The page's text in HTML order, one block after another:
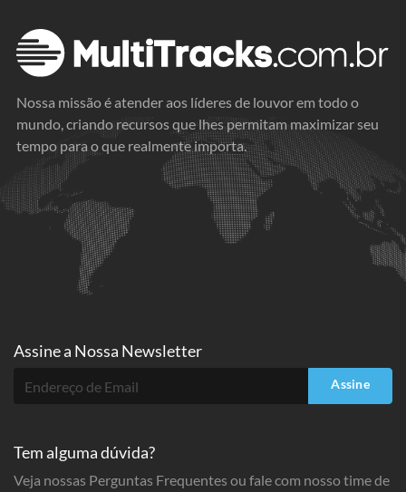
Nossa missão é atender aos líderes de louvor em todo o
mundo, criando recursos que lhes permitam maximizar seu
tempo para o que realmente importa.
Assine a Nossa Newsletter
Assine
Tem alguma dúvida?
Veja nossas Perguntas Frequentes ou fale com nosso time de